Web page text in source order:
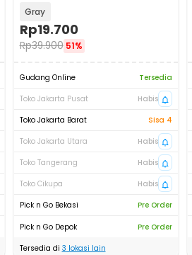
Gray
Rp19.700
Rp39.900 51%
Gudang Online
Tersedia
Toko Jakarta Pusat
Habis
Toko Jakarta Barat
Sisa 4
Toko Jakarta Utara
Habis
Toko Tangerang
Habis
Toko Cikupa
Habis
Pick n Go Bekasi
Pre Order
Pick n Go Depok
Pre Order
Tersedia di 3 lokasi lain